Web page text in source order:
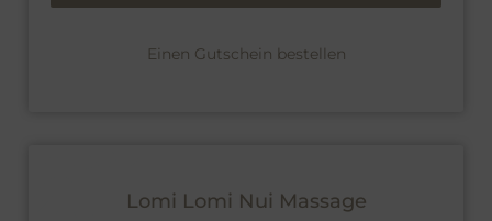
Einen Gutschein bestellen
Lomi Lomi Nui Massage